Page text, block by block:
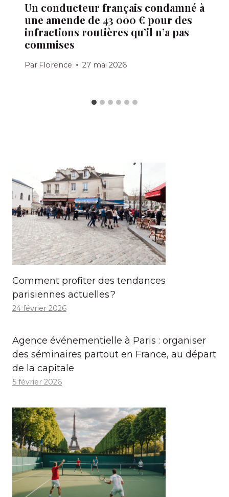
Un conducteur français condamné à
une amende de 43 000 € pour des
infractions routières qu’il n’a pas
commises
Par Florence 27 mai 2026
Comment profiter des tendances
parisiennes actuelles ?
24 février 2026
Agence événementielle à Paris : organiser
des séminaires partout en France, au départ
de la capitale
5 février 2026